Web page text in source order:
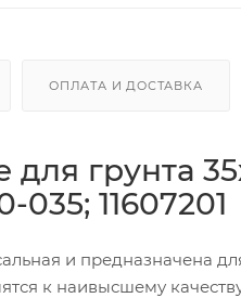
ОПЛАТА И ДОСТАВКА
для грунта
11607201
и предназначена
к наивысшему